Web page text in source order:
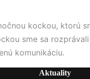
kockou, ktorú
sme sa
komunikáciu.
Aktuality